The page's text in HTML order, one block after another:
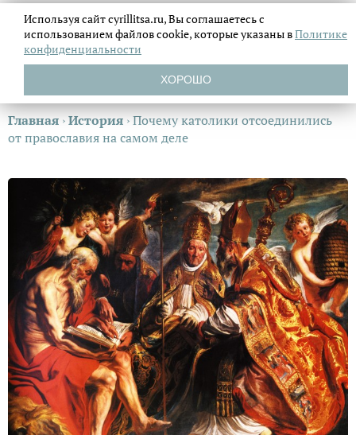
Главная ›История ›Почему католики отсоединились
от православия на самом деле
Используя сайт cyrillitsa.ru, Вы соглашаетесь с
использованием файловcookie, которые указаны вПолитике
конфиденциальности
ХОРОШО